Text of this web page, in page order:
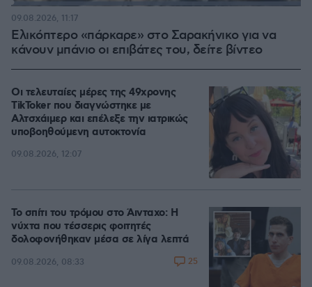
Loaded
Ελικόπτερο «πάρκαρε» στο Σαρακήνικο για να
κάνουν μπάνιο οι επιβάτες του, δείτε βίντεο
09.08.2026, 11:17
Οι τελευταίες μέρες της 49χρονης
TikToker που διαγνώστηκε με
Αλτσχάιμερ και επέλεξε την ιατρικώς
υποβοηθούμενη αυτοκτονία
09.08.2026, 12:07
Το σπίτι του τρόμου στο Άινταχο: Η
νύχτα που τέσσερις φοιτητές
δολοφονήθηκαν μέσα σε λίγα λεπτά
09.08.2026, 08:33 25